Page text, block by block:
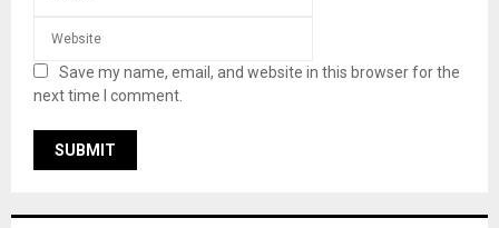
Save my name, email, and website in this browser for the
next time I comment.